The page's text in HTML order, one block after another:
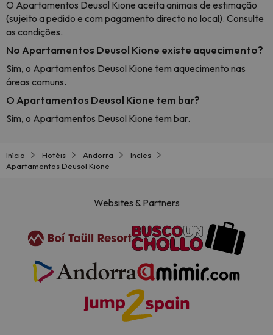
O Apartamentos Deusol Kione aceita animais de estimação
(sujeito a pedido e com pagamento directo no local). Consulte
as condições.
No Apartamentos Deusol Kione existe aquecimento?
Sim, o Apartamentos Deusol Kione tem aquecimento nas
áreas comuns.
O Apartamentos Deusol Kione tem bar?
Sim, o Apartamentos Deusol Kione tem bar.
Início Hotéis Andorra
Incles
Apartamentos Deusol Kione
Websites & Partners